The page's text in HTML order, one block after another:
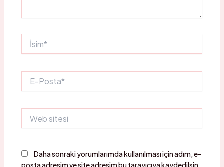
İsim*
Posta*
sitesi
Daha sonraki yorumlarımda kullanılması için adım, e-
posta adresim ve site adresim bu tarayıcıya kaydedilsin.